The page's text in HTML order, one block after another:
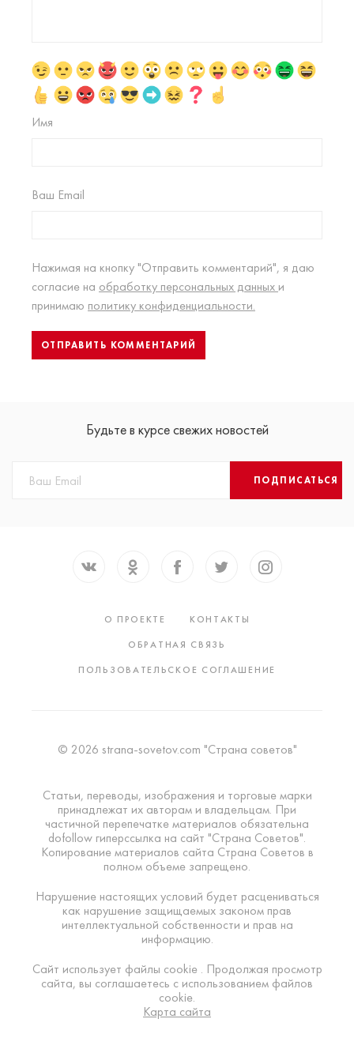
Имя
Ваш Email
Нажимая на кнопку "Отправить комментарий", я даю
согласие на обработку персональных данных и
принимаю политику конфиденциальности.
Будьте в курсе свежих новостей
ПОДПИСАТЬСЯ
О ПРОЕКТЕ
КОНТАКТЫ
ОБРАТНАЯ СВЯЗЬ
ПОЛЬЗОВАТЕЛЬСКОЕ СОГЛАШЕНИЕ
© 2026 strana-sovetov.com "Страна советов"
Статьи, переводы, изображения и торговые марки
принадлежат их авторам и владельцам. При
частичной перепечатке материалов обязательна
dofollow гиперссылка на сайт "Страна Советов".
Копирование материалов сайта Страна Советов в
полном объеме запрещено.
Нарушение настоящих условий будет расцениваться
как нарушение защищаемых законом прав
интеллектуальной собственности и прав на
информацию.
Сайт использует файлы cookie . Продолжая просмотр
сайта, вы соглашаетесь с использованием файлов
cookie.
Карта сайта